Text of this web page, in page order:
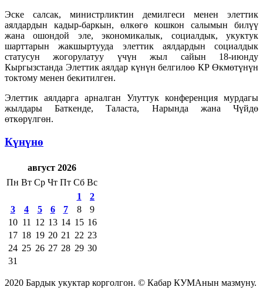
Эске салсак, министрликтин демилгеси менен элеттик
аялдардын кадыр-баркын, өлкөгө кошкон салымын билүү
жана ошондой эле, экономикалык, социалдык, укуктук
шарттарын жакшыртууда элеттик аялдардын социалдык
статусун жогорулатуу үчүн жыл сайын 18-июнду
Кыргызстанда Элеттик аялдар күнүн белгилөө КР Өкмөтүнүн
токтому менен бекитилген.
Элеттик аялдарга арналган Улуттук конференция мурдагы
жылдары Баткенде, Таласта, Нарында жана Чүйдө
өткөрүлгөн.
Күнүнө
август 2026
Пн Вт Ср Чт Пт Сб Вс
1
2
3
4 5 6 7 8
9
10 11 12 13 14 15 16
17 18 19 20 21 22 23
24 25 26 27 28 29 30
31
2020 Бардык укуктар корголгон. © Кабар КУМАнын мазмуну.